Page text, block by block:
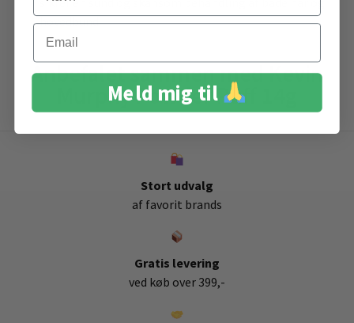
hovedbund.
Anbefalet sammen med Kevin
Murphy Powder Puff 14g
Stort udvalg
af favorit brands
Gratis levering
ved køb over 399,-
Email
Meld mig til